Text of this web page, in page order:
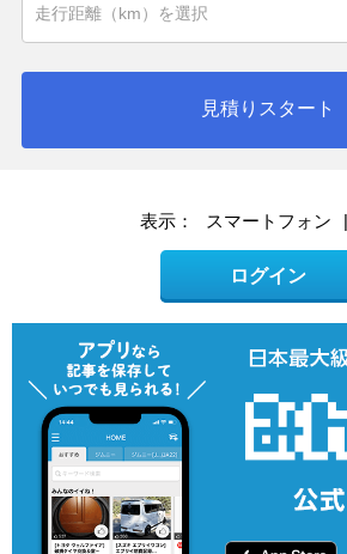
見積りスタート
表示： スマートフォン |
ログイン